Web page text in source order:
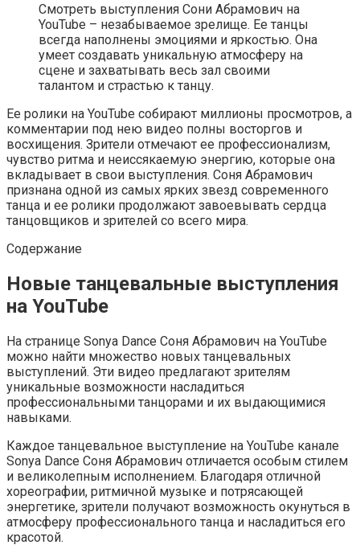
Смотреть выступления Сони Абрамович на
YouTube – незабываемое зрелище. Ее танцы
всегда наполнены эмоциями и яркостью. Она
умеет создавать уникальную атмосферу на
сцене и захватывать весь зал своими
талантом и страстью к танцу.
Ее ролики на YouTube собирают миллионы просмотров, а
комментарии под нею видео полны восторгов и
восхищения. Зрители отмечают ее профессионализм,
чувство ритма и неиссякаемую энергию, которые она
вкладывает в свои выступления. Соня Абрамович
признана одной из самых ярких звезд современного
танца и ее ролики продолжают завоевывать сердца
танцовщиков и зрителей со всего мира.
Содержание
Новые танцевальные выступления
на YouTube
На странице Sonya Dance Соня Абрамович на YouTube
можно найти множество новых танцевальных
выступлений. Эти видео предлагают зрителям
уникальные возможности насладиться
профессиональными танцорами и их выдающимися
навыками.
Каждое танцевальное выступление на YouTube канале
Sonya Dance Соня Абрамович отличается особым стилем
и великолепным исполнением. Благодаря отличной
хореографии, ритмичной музыке и потрясающей
энергетике, зрители получают возможность окунуться в
атмосферу профессионального танца и насладиться его
красотой.